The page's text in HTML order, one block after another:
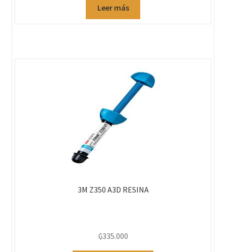
Leer más
3M Z350 A3D RESINA
₲335.000